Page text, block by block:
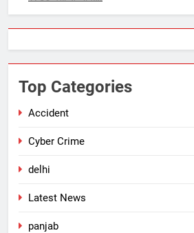
Top Categories
Accident
Cyber Crime
delhi
Latest News
panjab